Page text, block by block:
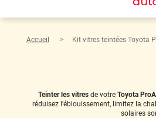
Accueil Kit vitres teintées Toyota
Teinter les vitresde votre Toyota
réduisez l’éblouissement, limitez la
solaires